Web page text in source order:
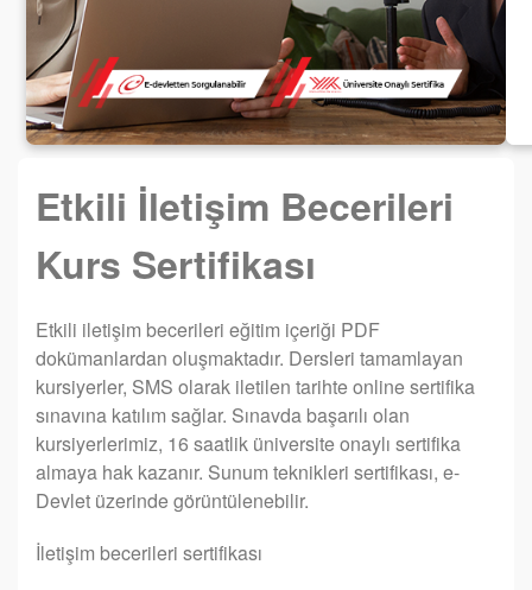
Etkili İletişim Becerileri
Kurs Sertifikası
Etkili iletişim becerileri eğitim içeriği PDF
dokümanlardan oluşmaktadır. Dersleri tamamlayan
kursiyerler, SMS olarak iletilen tarihte online sertifika
sınavına katılım sağlar. Sınavda başarılı olan
kursiyerlerimiz, 16 saatlik üniversite onaylı sertifika
almaya hak kazanır. Sunum teknikleri sertifikası, e-
Devlet üzerinde görüntülenebilir.
İletişim becerileri sertifikası